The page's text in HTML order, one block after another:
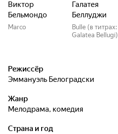
Виктор
Бельмондо
Marco
Галатея
Беллуджи
Bulle (в титрах:
Galatea Bellugi)
Режиссёр
Эммануэль Белоградски
Жанр
мелодрама, комедия
Страна и год